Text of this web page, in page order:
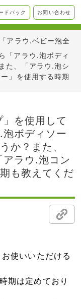
ドバック お問い合わせ
「アラウ.ベビー泡全
「アラウ.泡ボディ
た、「アラウ.泡シ
」を使用する時期
」を使用して
ボディソー
か？また、
アラウ.泡コン
も教えてくだ
使いいただける
期は定めており